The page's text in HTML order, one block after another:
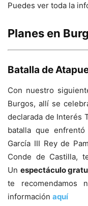
Puedes ver toda la
Planes en
Batalla de
Con nuestro
Burgos, allí se
declarada de Interés
batalla que
García III Rey de
Conde de Castilla,
Un espectáculo
te recomendamos
información aquí